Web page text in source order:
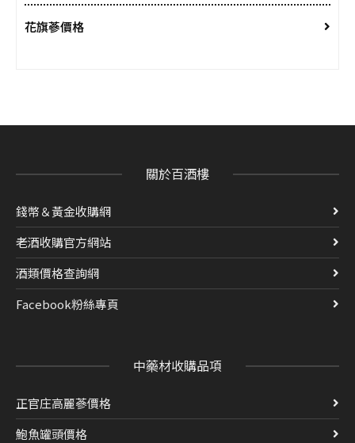
花旗蔘價格
關於百酒樓
錢幣＆黃金收購網
老酒收購官方網站
酒類價格查詢網
Facebook粉絲專頁
中藥材收購品項
正官庄高麗蔘價格
鮑魚罐頭價格